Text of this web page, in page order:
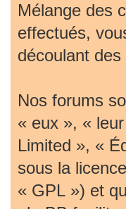
Mélange des
effectués,
découlant
Nos forums
« eux », «
Limited », «
sous la
« GPL ») et